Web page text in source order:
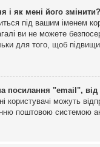
і як мені його змінити?
під вашим іменем
ви не можете
для того, щоб
посилання "email", від
користувачі можуть
поштовою системою